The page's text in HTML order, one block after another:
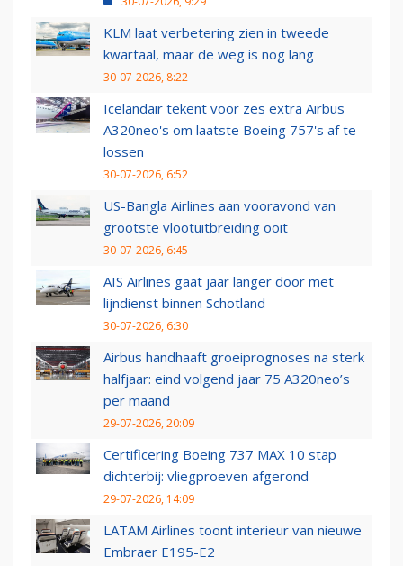
KLM laat verbetering zien in tweede
kwartaal, maar de weg is nog lang
30-07-2026, 8:22
Icelandair tekent voor zes extra Airbus
A320neo's om laatste Boeing 757's af te
lossen
30-07-2026, 6:52
US-Bangla Airlines aan vooravond van
grootste vlootuitbreiding ooit
30-07-2026, 6:45
AIS Airlines gaat jaar langer door met
lijndienst binnen Schotland
30-07-2026, 6:30
Airbus handhaaft groeiprognoses na sterk
halfjaar: eind volgend jaar 75 A320neo’s
per maand
29-07-2026, 20:09
Certificering Boeing 737 MAX 10 stap
dichterbij: vliegproeven afgerond
29-07-2026, 14:09
LATAM Airlines toont interieur van nieuwe
Embraer E195-E2